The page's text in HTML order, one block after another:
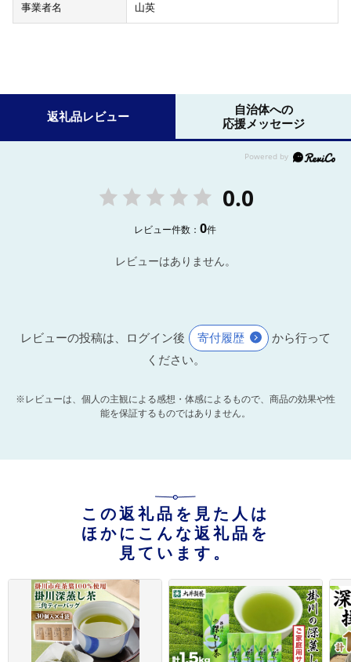
事業者名 山英
返礼品レビュー
自治体への
応援メッセージ
0.0
レビュー件数：0件
レビューはありません。
レビューの投稿は、ログイン後 寄付履歴
から行って
ください。
※レビューは、個人の主観による感想・体感によるもので、商品の効果や性
能を保証するものではありません。
この返礼品を見た人は
ほかにこんな返礼品を
見ています。